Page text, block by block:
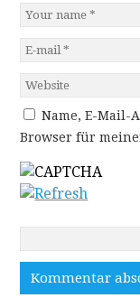
Name, E-Mail-
Browser für